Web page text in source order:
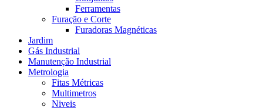
Ferramentas
Furação e Corte
Furadoras Magnéticas
Jardim
Gás Industrial
Manutenção Industrial
Metrologia
Fitas Métricas
Multimetros
Niveis